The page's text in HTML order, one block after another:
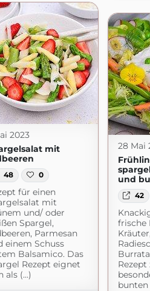
2023
mit
48 0
für einen
mit
und/ oder
Spargel,
Parmesan
einem Schuss
Balsamico. Das
Rezept eignet
als (...)
28 Mai
und
42
frische
Rezept
bunten